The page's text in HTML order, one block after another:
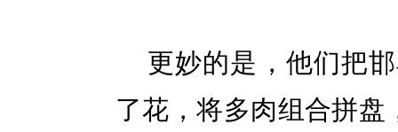
更妙的是，他们把
了花，将多肉组合拼盘